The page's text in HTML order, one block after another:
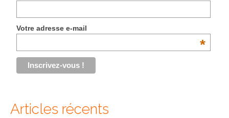
Tokyo
Cameron Highlands
Singapour
Votre adresse e-mail
*
Articles récents